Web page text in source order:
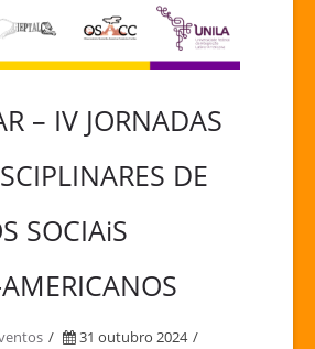
– IV JORNADAS
DE
SOCIAiS
31 outubro 2024